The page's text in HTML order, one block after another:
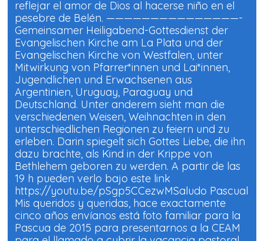
reflejar el amor de Dios al hacerse niño en el
pesebre de Belén. ———————————————-
Gemeinsamer Heiligabend-Gottesdienst der
Evangelischen Kirche am La Plata und der
Evangelischen Kirche von Westfalen, unter
Mitwirkung von Pfarrer*innen und Lai*innen,
Jugendlichen und Erwachsenen aus
Argentinien, Uruguay, Paraguay und
Deutschland. Unter anderem sieht man die
verschiedenen Weisen, Weihnachten in den
unterschiedlichen Regionen zu feiern und zu
erleben. Darin spiegelt sich Gottes Liebe, die ihn
dazu brachte, als Kind in der Krippe von
Bethlehem geboren zu werden. A partir de las
19 h pueden verlo bajo este link
https://youtu.be/pSgp5CCezwMSaludo Pascual
Mis queridos y queridas, hace exactamente
cinco años envíanos está foto familiar para la
Pascua de 2015 para presentarnos a la CEAM